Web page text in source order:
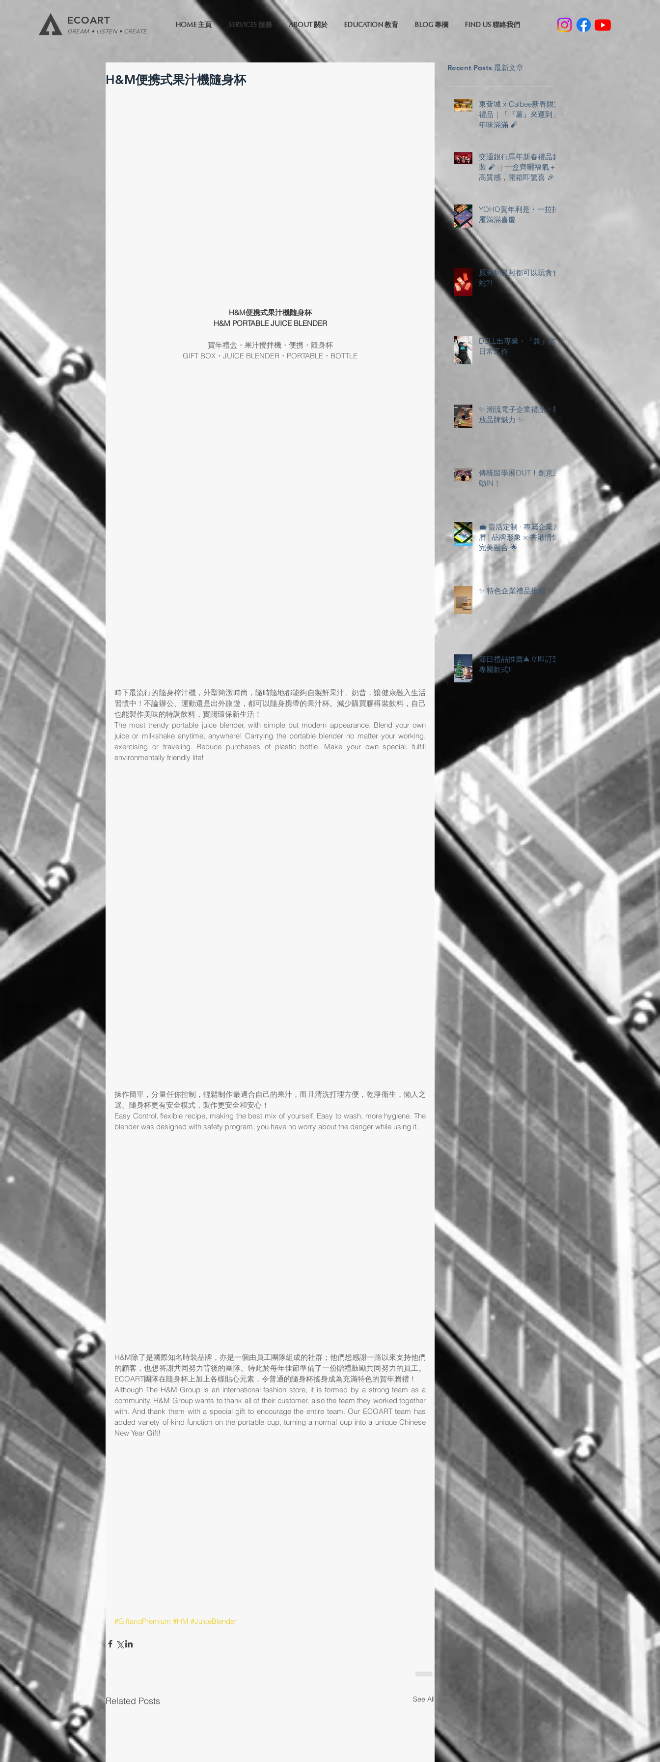
ECOART
DREAM • LISTEN • CREATE
HOME 主頁 SERVICES 服務 ABOUT 關於 EDUCATION 教育 BLOG 專欄 FIND US 聯絡我們
H&M便携式果汁機隨身杯
H&M便携式果汁機隨身杯
H&M PORTABLE JUICE BLENDER
賀年禮盒・果汁攪拌機・便携・隨身杯
GIFT BOX・JUICE BLENDER・PORTABLE・BOTTLE
時下最流行的隨身榨汁機，外型簡潔時尚，隨時隨地都能夠自製鮮果汁、奶昔，讓健康融入生活
習慣中！不論辦公、運動還是出外旅遊，都可以隨身携帶的果汁杯。減少購買膠樽裝飲料，自己
也能製作美味的特調飲料，實踐環保新生活！
The most trendy portable juice blender, with simple but modern appearance. Blend your own
juice or milkshake anytime, anywhere! Carrying the portable blender no matter your working,
exercising or traveling. Reduce purchases of plastic bottle. Make your own special, fulfill
environmentally friendly life!
操作簡單，分量任你控制，輕鬆制作最適合自己的果汁，而且清洗打理方便，乾淨衛生，懶人之
選。隨身杯更有安全模式，製作更安全和安心！
Easy Control, flexible recipe, making the best mix of yourself. Easy to wash, more hygiene. The
blender was designed with safety program, you have no worry about the danger while using it.
H&M除了是國際知名時裝品牌，亦是一個由員工團隊組成的社群；他們想感謝一路以來支持他們
的顧客，也想答謝共同努力背後的團隊。特此於每年佳節準備了一份贈禮鼓勵共同努力的員工。
ECOART團隊在隨身杯上加上各樣貼心元素，令普通的隨身杯搖身成為充滿特色的賀年贈禮！
Although The H&M Group is an international fashion store, it is formed by a strong team as a
community. H&M Group wants to thank all of their customer, also the team they worked together
with. And thank them with a special gift to encourage the entire team. Our ECOART team has
added variety of kind function on the portable cup, turning a normal cup into a unique Chinese
New Year Gift!
#GiftandPremium #HM #JuiceBlender
Related Posts See All
Recent Posts 最新文章
東薈城 x Calbee新春限定
禮品｜「『薯』來運到」
年味滿滿 🧨
交通銀行馬年新春禮品套
裝 🧨 ｜一盒齊曬福氣＋
高質感，開箱即驚喜 🎉
YOHO賀年利是・一拉抽
屜滿滿喜慶
原來利是封都可以玩貪食
蛇?!
DELL出專業・「袋」你
日常工作
✨ 潮流電子企業禮品・釋
放品牌魅力 ✨
傳統留學展OUT！創意互
動IN！
💼 靈活定制 · 專屬企業月
曆 | 品牌形象 × 香港情懷
完美融合 🌟
✨ 特色企業禮品推薦 ✨
節日禮品推薦🎄立即訂製
專屬款式!!